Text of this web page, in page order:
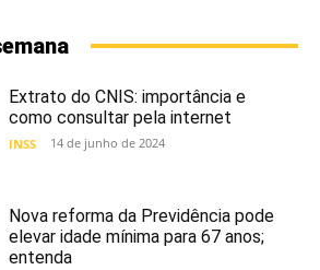
Extrato do CNIS: importância e
como consultar pela internet
INSS 14 de junho de 2024
Nova reforma da Previdência pode
elevar idade mínima para 67 anos;
entenda